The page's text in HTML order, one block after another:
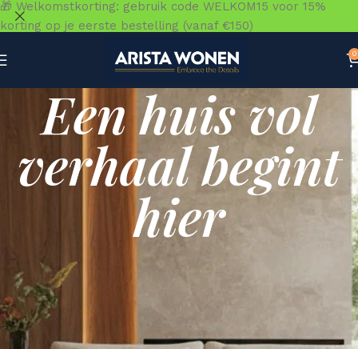
0
Een huis vol
verhaal begint
hier
🎁 Welkomstkorting: gebruik code WELKOM15 voor 15%
korting op je eerste bestelling (vanaf €150)